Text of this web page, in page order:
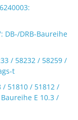
DB-/DRB-Baureihe
/ 58232 / 58259 /
t
/ 51810 / 51812 /
E 10.3 /